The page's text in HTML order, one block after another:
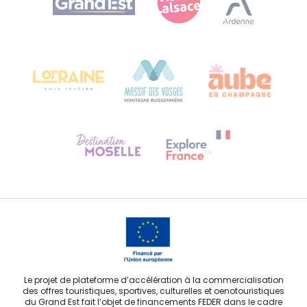
Bureau de Colmar (siège administratif)
Contactez-nous
Le projet de plateforme d’accélération à la commercialisation
des offres touristiques, sportives, culturelles et oenotouristiques
du Grand Est fait l’objet de financements FEDER dans le cadre